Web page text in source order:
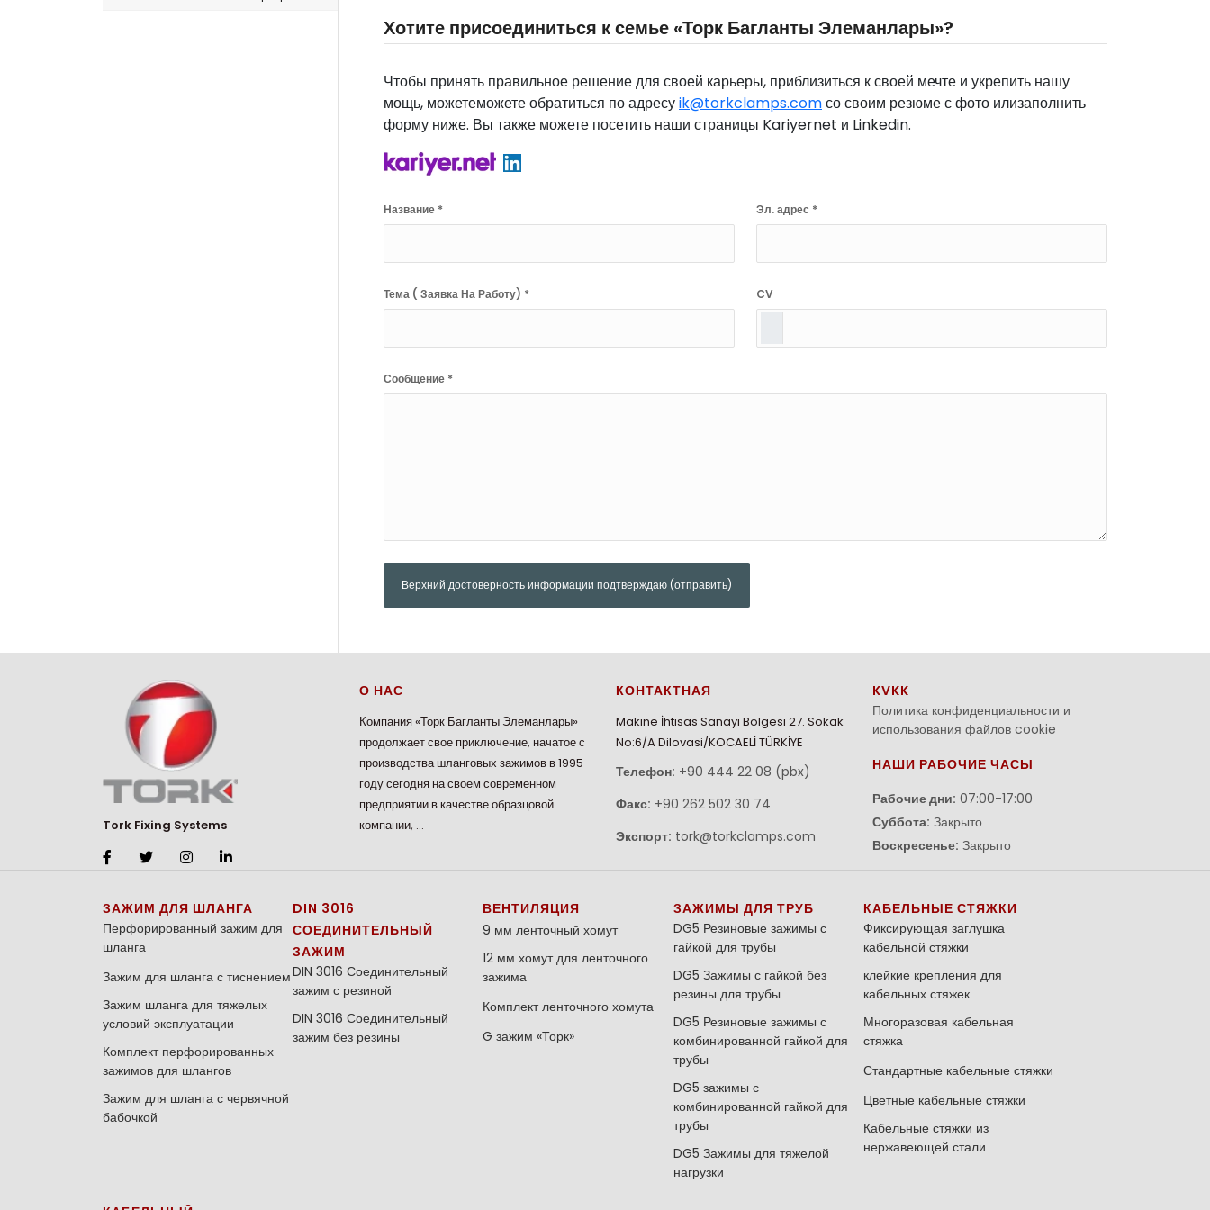
Хотите присоединиться к семье «Торк Багланты Элеманлары»?
Чтобы принять правильное решение для своей карьеры, приблизиться к своей мечте и укрепить нашу
мощь, можетеможете обратиться по адресуik@torkclamps.comсо своим резюме с фото илизаполнить
форму ниже. Вы также можете посетить наши страницы Kariyernet и Linkedin.
Название * Эл. адрес *
Тема ( Заявка На Работу) * CV
Сообщение *
Верхний достоверность информации подтверждаю (отправить)
Tork Fixing Systems
О НАС
Компания «Торк Багланты Элеманлары»
продолжает свое приключение, начатое с
производства шланговых зажимов в 1995
году сегодня на своем современном
предприятии в качестве образцовой
компании, …
КОНТАКТНАЯ
Makine İhtisas Sanayi Bölgesi 27. Sokak
No:6/A Dilovasi/KOCAELİ TÜRKİYE
Телефон: +90 444 22 08 (pbx)
Факс: +90 262 502 30 74
Экспорт: tork@torkclamps.com
KVKK
Политика конфиденциальности и
использования файлов cookie
НАШИ РАБОЧИЕ ЧАСЫ
Рабочие дни: 07:00-17:00
Суббота: Закрыто
Воскресенье: Закрыто
ЗАЖИМ ДЛЯ ШЛАНГА
Перфорированный зажим для
шланга
Зажим для шланга с тиснением
Зажим шланга для тяжелых
условий эксплуатации
Комплект перфорированных
зажимов для шлангов
Зажим для шланга с червячной
бабочкой
DIN 3016
СОЕДИНИТЕЛЬНЫЙ
ЗАЖИМ
DIN 3016 Соединительный
зажим с резиной
DIN 3016 Соединительный
зажим без резины
ВЕНТИЛЯЦИЯ
9 мм ленточный хомут
12 мм хомут для ленточного
зажима
Комплект ленточного хомута
G зажим «Торк»
ЗАЖИМЫ ДЛЯ ТРУБ
DG5 Резиновые зажимы с
гайкой для трубы
DG5 Зажимы с гайкой без
резины для трубы
DG5 Резиновые зажимы с
комбинированной гайкой для
трубы
DG5 зажимы с
комбинированной гайкой для
трубы
DG5 Зажимы для тяжелой
нагрузки
КАБЕЛЬНЫЕ СТЯЖКИ
Фиксирующая заглушка
кабельной стяжки
клейкие крепления для
кабельных стяжек
Многоразовая кабельная
стяжка
Стандартные кабельные стяжки
Цветные кабельные стяжки
Кабельные стяжки из
нержавеющей стали